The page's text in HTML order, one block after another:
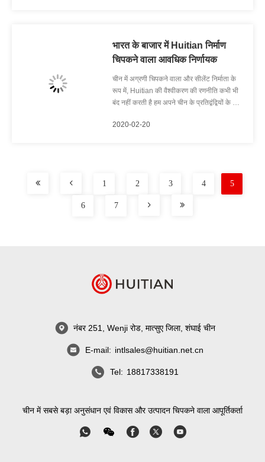
भारत के बाजार में Huitian निर्माण
चिपकने वाला आवधिक निर्णायक
चीन में अग्रणी चिपकने वाला और सीलेंट निर्माता के
रूप में, Huitian की वैश्वीकरण की रणनीति कभी भी
बंद नहीं करती है हम अपने चीन के प्रतिद्वंद्वियों के साथ
लगभग नवीनतम हैं। हालाँकि, देर से शुरू होने वाली एक
2020-02-20
1 2 3 4 5
6 7
नंबर 251, Wenji रोड, मात्सुए जिला, शंघाई चीन
E-mail: intlsales@huitian.net.cn
Tel: 18817338191
चीन में सबसे बड़ा अनुसंधान एवं विकास और उत्पादन चिपकने वाला आपूर्तिकर्ता